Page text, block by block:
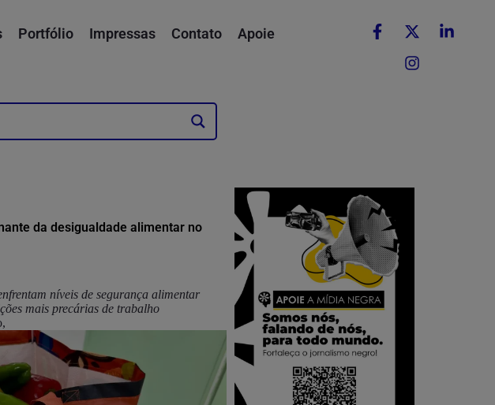
Portfólio Impressas Contato Apoie
da desigualdade alimentar no
níveis de segurança alimentar
mais precárias de trabalho
,